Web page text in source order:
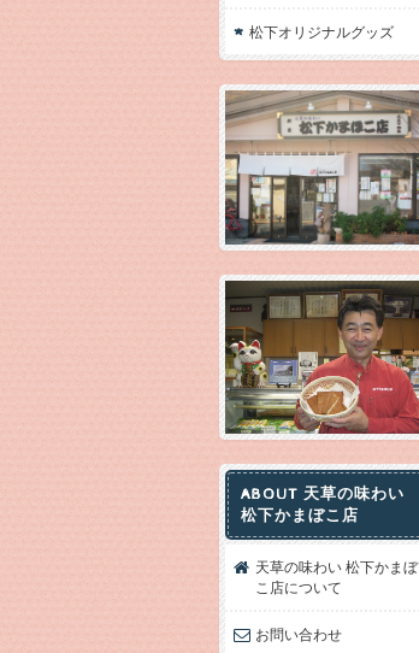
松下オリジナルグッズ
ABOUT 天草の味わい
松下かまぼこ店
天草の味わい 松下かまぼ
こ店について
お問い合わせ